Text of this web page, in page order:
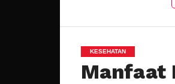
KESEHATAN
Manfaat